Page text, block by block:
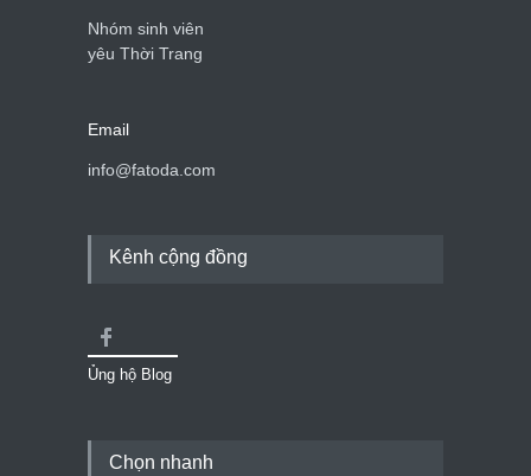
Nhóm sinh viên
yêu Thời Trang
Email
info@fatoda.com
Kênh cộng đồng
Ủng hộ Blog
Chọn nhanh